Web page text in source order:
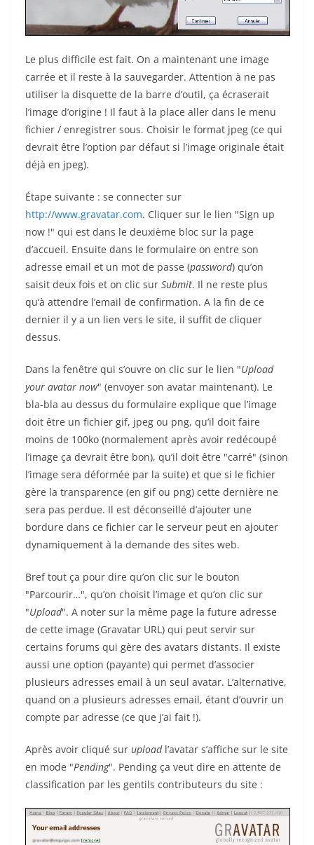
Le plus difficile est fait. On a maintenant une image
carrée et il reste à la sauvegarder. Attention à ne pas
utiliser la disquette de la barre d’outil, ça écraserait
l’image d’origine ! Il faut à la place aller dans le menu
fichier / enregistrer sous. Choisir le format jpeg (ce qui
devrait être l’option par défaut si l’image originale était
déjà en jpeg).
Étape suivante : se connecter sur
http://www.gravatar.com. Cliquer sur le lien "Sign up
now !" qui est dans le deuxième bloc sur la page
d’accueil. Ensuite dans le formulaire on entre son
adresse email et un mot de passe (password) qu’on
saisit deux fois et on clic sur Submit. Il ne reste plus
qu’à attendre l’email de confirmation. A la fin de ce
dernier il y a un lien vers le site, il suffit de cliquer
dessus.
Dans la fenêtre qui s’ouvre on clic sur le lien "Upload
your avatar now" (envoyer son avatar maintenant). Le
bla-bla au dessus du formulaire explique que l’image
doit être un fichier gif, jpeg ou png, qu’il doit faire
moins de 100ko (normalement après avoir redécoupé
l’image ça devrait être bon), qu’il doit être "carré" (sinon
l’image sera déformée par la suite) et que si le fichier
gère la transparence (en gif ou png) cette dernière ne
sera pas perdue. Il est déconseillé d’ajouter une
bordure dans ce fichier car le serveur peut en ajouter
dynamiquement à la demande des sites web.
Bref tout ça pour dire qu’on clic sur le bouton
"Parcourir…", qu’on choisit l’image et qu’on clic sur
"Upload". A noter sur la même page la future adresse
de cette image (Gravatar URL) qui peut servir sur
certains forums qui gère des avatars distants. Il existe
aussi une option (payante) qui permet d’associer
plusieurs adresses email à un seul avatar. L’alternative,
quand on a plusieurs adresses email, étant d’ouvrir un
compte par adresse (ce que j’ai fait !).
Après avoir cliqué sur uploadl’avatar s’affiche sur le site
en mode "Pending". Pending ça veut dire en attente de
classification par les gentils contributeurs du site :